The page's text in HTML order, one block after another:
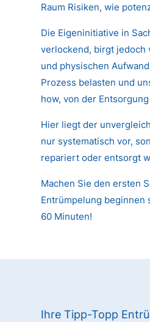
Raum Risiken, wie
Die Eigeninitiative in
verlockend, birgt jedoch
und physischen
Prozess belasten und
how, von der
Hier liegt der
nur systematisch vor,
repariert oder entsorgt
Machen Sie den ersten
Entrümpelung beginnen
60 Minuten!
Ihre Tipp-Topp